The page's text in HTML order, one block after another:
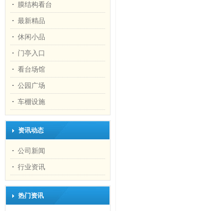
膜结构看台
最新精品
休闲小品
门亭入口
看台场馆
公园广场
车棚设施
资讯动态
公司新闻
行业资讯
热门资讯